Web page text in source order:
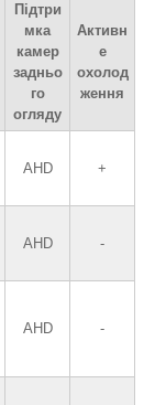
Підтри
мка
камер
задньо
го
огляду
Активн
е
охолод
ження
AHD +
AHD -
AHD -